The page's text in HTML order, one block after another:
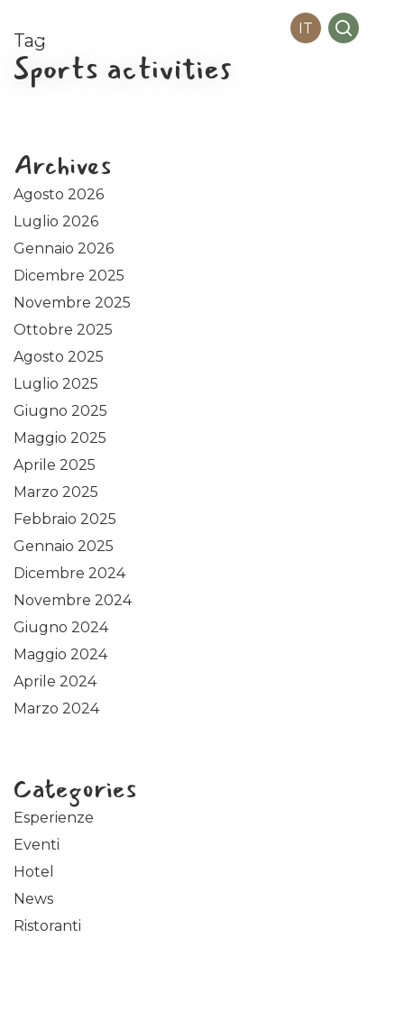
main
content
IT search
Tag
Sports activities
Archives
Agosto 2026
Luglio 2026
Gennaio 2026
Dicembre 2025
Novembre 2025
Ottobre 2025
Agosto 2025
Luglio 2025
Giugno 2025
Maggio 2025
Aprile 2025
Marzo 2025
Febbraio 2025
Gennaio 2025
Dicembre 2024
Novembre 2024
Giugno 2024
Maggio 2024
Aprile 2024
Marzo 2024
Categories
Esperienze
Eventi
Hotel
News
Ristoranti